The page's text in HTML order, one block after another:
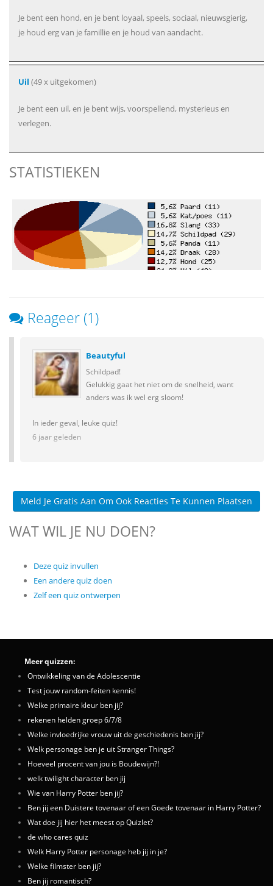
Je bent een hond, en je bent loyaal, speels, sociaal, nieuwsgierig,
je houd erg van je famillie en je houd van aandacht.
Uil (49 x uitgekomen)
Je bent een uil, en je bent wijs, voorspellend, mysterieus en
verlegen.
STATISTIEKEN
Reageer (1)
Beautyful
Schildpad!
Gelukkig gaat het niet om de snelheid, want
anders was ik wel erg sloom!
In ieder geval, leuke quiz!
6 jaar geleden
Meld Je Gratis Aan Om Ook Reacties Te Kunnen Plaatsen
WAT WIL JE NU DOEN?
Deze quiz invullen
Een andere quiz doen
Zelf een quiz ontwerpen
Meer quizzen:
Ontwikkeling van de Adolescentie
Test jouw random-feiten kennis!
Welke primaire kleur ben jij?
rekenen helden groep 6/7/8
Welke invloedrijke vrouw uit de geschiedenis ben jij?
Welk personage ben je uit Stranger Things?
Hoeveel procent van jou is Boudewijn?!
welk twilight character ben jij
Wie van Harry Potter ben jij?
Ben jij een Duistere tovenaar of een Goede tovenaar in Harry Potter?
Wat doe jij hier het meest op Quizlet?
de who cares quiz
Welk Harry Potter personage heb jij in je?
Welke filmster ben jij?
Ben jij romantisch?